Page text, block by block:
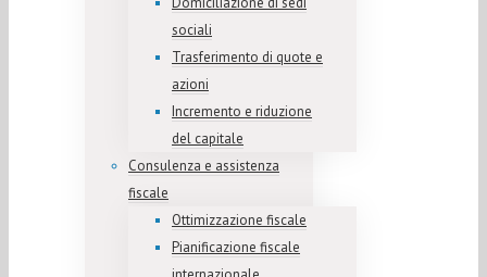
sociali
Trasferimento di quote e
azioni
Incremento e riduzione
del capitale
Consulenza e assistenza
fiscale
Ottimizzazione fiscale
Pianificazione fiscale